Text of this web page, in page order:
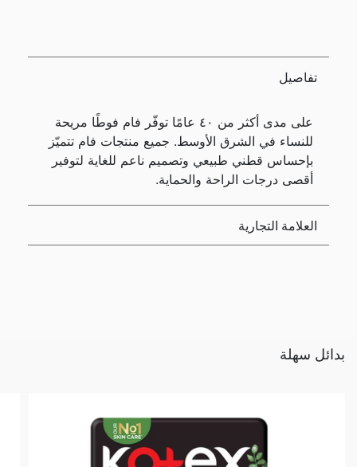
تفاصيل
على مدى أكثر من ٤٠ عامًا توفّر فام فوطًا مريحة
للنساء في الشرق الأوسط. جميع منتجات فام تتميّز
بإحساس قطني طبيعي وتصميم ناعم للغاية لتوفير
أقصى درجات الراحة والحماية.
العلامة التجارية
بدائل سهلة